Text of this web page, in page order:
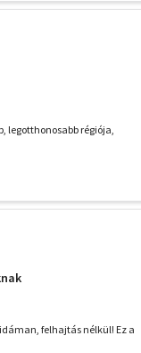
legotthonosabb régiója,
felhajtás nélkül! Ez a